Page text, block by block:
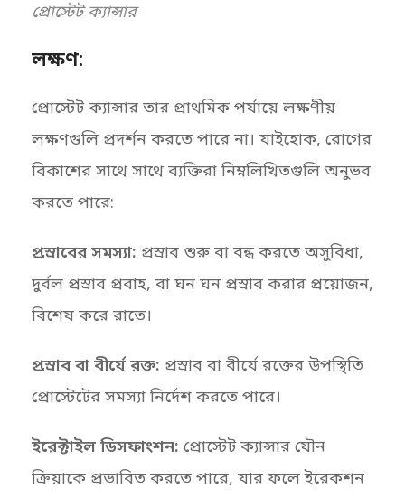
প্রোস্টেট ক্যান্সার
লক্ষণ:
প্রোস্টেট ক্যান্সার তার প্রাথমিক পর্যায়ে লক্ষণীয়
লক্ষণগুলি প্রদর্শন করতে পারে না। যাইহোক, রোগের
বিকাশের সাথে সাথে ব্যক্তিরা নিম্নলিখিতগুলি অনুভব
করতে পারে:
প্রস্রাবের সমস্যা: প্রস্রাব শুরু বা বন্ধ করতে অসুবিধা,
দুর্বল প্রস্রাব প্রবাহ, বা ঘন ঘন প্রস্রাব করার প্রয়োজন,
বিশেষ করে রাতে।
প্রস্রাব বা বীর্যে রক্ত: প্রস্রাব বা বীর্যে রক্তের উপস্থিতি
প্রোস্টেটের সমস্যা নির্দেশ করতে পারে।
ইরেক্টাইল ডিসফাংশন: প্রোস্টেট ক্যান্সার যৌন
ক্রিয়াকে প্রভাবিত করতে পারে, যার ফলে ইরেকশন